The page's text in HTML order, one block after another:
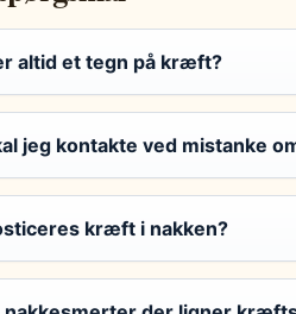
altid et tegn på kræft?
jeg kontakte ved mistanke
kræft i nakken?